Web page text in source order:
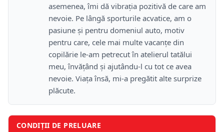
asemenea, îmi dă vibrația pozitivă de care am
nevoie. Pe lângă sporturile acvatice, am o
pasiune și pentru domeniul auto, motiv
pentru care, cele mai multe vacanțe din
copilărie le-am petrecut în atelierul tatălui
meu, învățând și ajutându-l cu tot ce avea
nevoie. Viața însă, mi-a pregătit alte surprize
plăcute.
CONDIȚII DE PRELUARE